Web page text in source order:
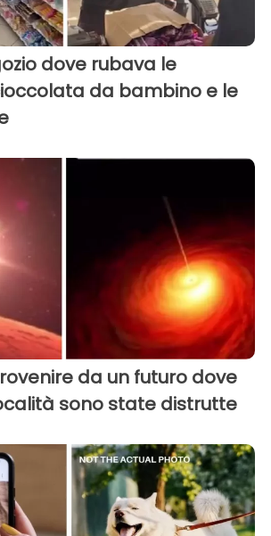
dove rubava le
da bambino e le
da un futuro dove
sono state distrutte